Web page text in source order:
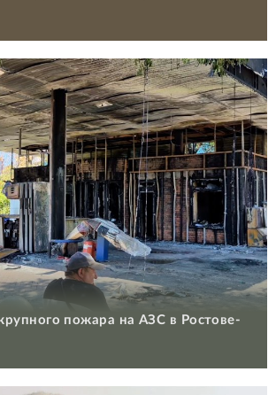
пожара на АЗС в Ростове-